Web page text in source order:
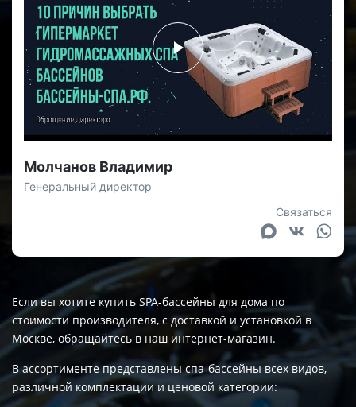
Молчанов Владимир
Генеральный директор
Связаться
Если вы хотите купить SPA-бассейны для дома по
стоимости производителя, с доставкой и установкой в
Москве, обращайтесь в наш интернет-магазин.
В ассортименте представлены спа-бассейны всех видов,
различной комплектации и ценовой категории: